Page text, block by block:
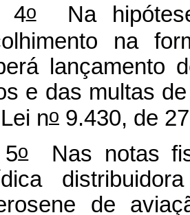
4oNa
na
lançamento
e das multas
no 9.430, de
oNas notas
de